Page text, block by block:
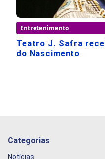
Entretenimento
Teatro J. Safra
do Nascimento
Categorias
Notícias